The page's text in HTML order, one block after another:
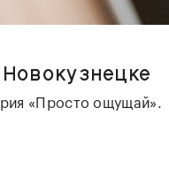
«Просто ощущай».